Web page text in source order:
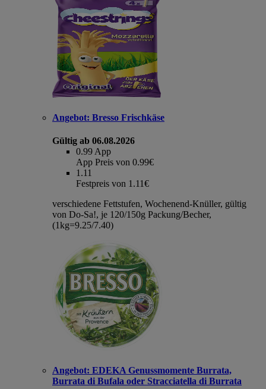
Angebot: Bresso Frischkäse
Gültig ab 06.08.2026
0.99 App
App Preis von 0.99€
1.11
Festpreis von 1.11€
verschiedene Fettstufen, Wochenend-Knüller, gültig
von Do-Sa!, je 120/150g Packung/Becher,
(1kg=9.25/7.40)
Angebot: EDEKA Genussmomente Burrata,
Burrata di Bufala oder Stracciatella di Burrata